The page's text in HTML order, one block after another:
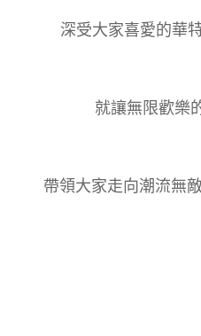
深受大家喜愛的華
就讓無限歡樂
帶領大家走向潮流無